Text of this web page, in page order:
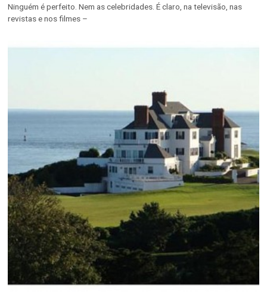
Ninguém é perfeito. Nem as celebridades. É claro, na televisão, nas
revistas e nos filmes –